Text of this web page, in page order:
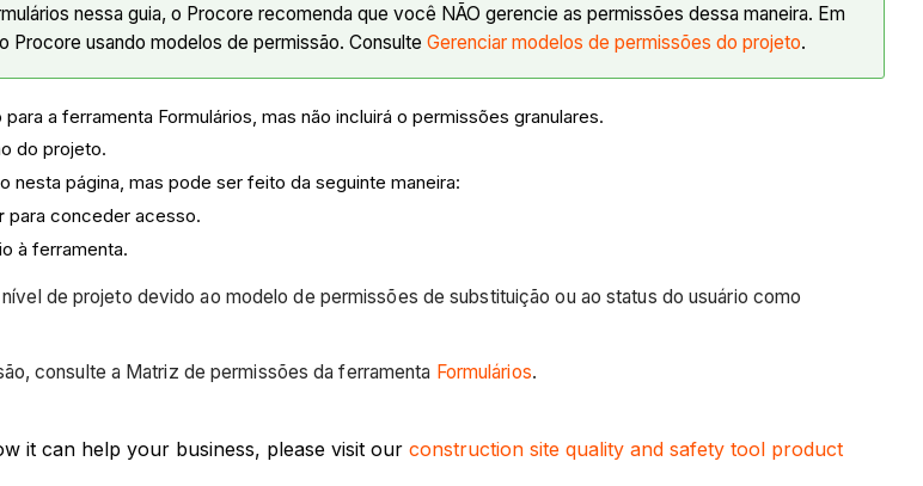
nessa guia, o Procore recomenda que você NÃO gerencie as permissões dessa maneira. Em
usando modelos de permissão. Consulte Gerenciar modelos de permissões do projeto.
a ferramenta Formulários, mas não incluirá o permissões granulares.
do projeto.
página, mas pode ser feito da seguinte maneira:
para conceder acesso.
à ferramenta.
de projeto devido ao modelo de permissões de substituição ou ao status do usuário como
consulte a Matriz de permissões da ferramenta Formulários.
it can help your business, please visit our construction site quality and safety tool product